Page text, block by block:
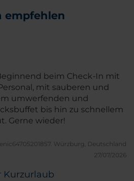
empfehlen
beim Check-In mit
mit sauberen und
umwerfenden und
bis hin zu schnellem
einfachem Check-Out. Gerne wieder!
Würzburg, Deutschland
27/07/2026
Kurzurlaub